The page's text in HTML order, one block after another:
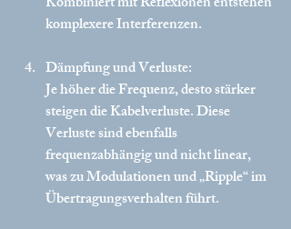
komplexere Interferenzen.
Dämpfung und Verluste:
Je höher die Frequenz, desto stärker
steigen die Kabelverluste. Diese
Verluste sind ebenfalls
frequenzabhängig und nicht linear,
was zu Modulationen und „Ripple“ im
Übertragungsverhalten führt.